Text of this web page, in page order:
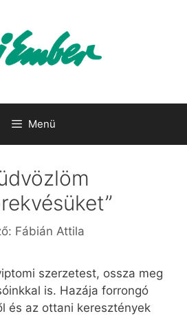
Menü
Fábián Attila
szerzetest, ossza meg
is. Hazája forrongó
és az ottani keresztények